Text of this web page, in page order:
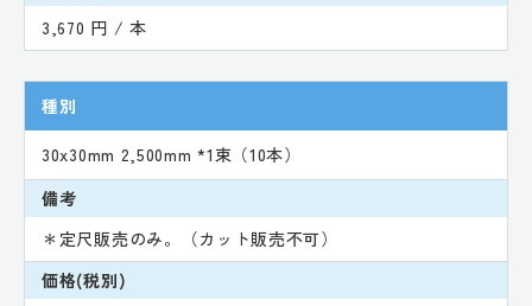
3,670 円 / 本
種別
30x30mm 2,500mm *1束（10本）
備考
＊定尺販売のみ。（カット販売不可）
価格(税別)